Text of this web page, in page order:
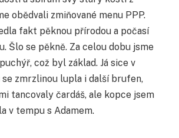
obědvali zmiňované menu PPP.
fakt pěknou přírodou a počasí
Šlo se pěkně. Za celou dobu jsme
což byl základ. Já sice v
zmrzlinou lupla i další brufen,
tancovaly čardáš, ale kopce jsem
v tempu s Adamem.